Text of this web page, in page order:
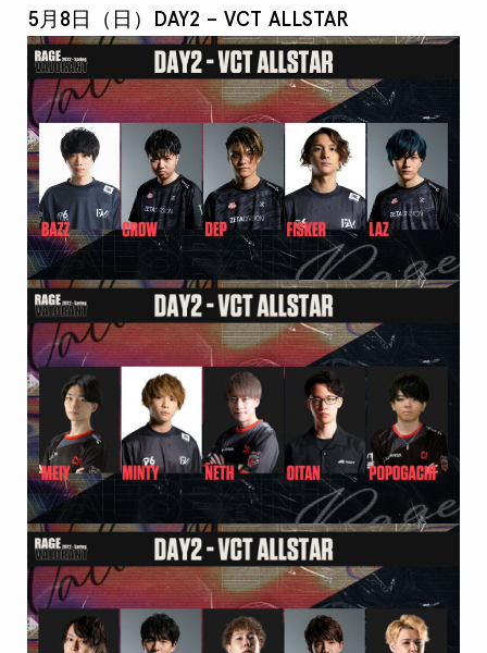
5月8日（日） DAY2 – VCT ALLSTAR